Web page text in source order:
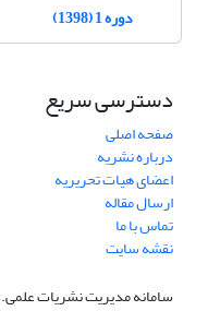
دوره 1 (1398)
دسترسی سریع
صفحه اصلی
درباره نشریه
اعضای هیات تحریریه
ارسال مقاله
تماس با ما
نقشه سایت
سامانه مدیریت نشریات علمی.